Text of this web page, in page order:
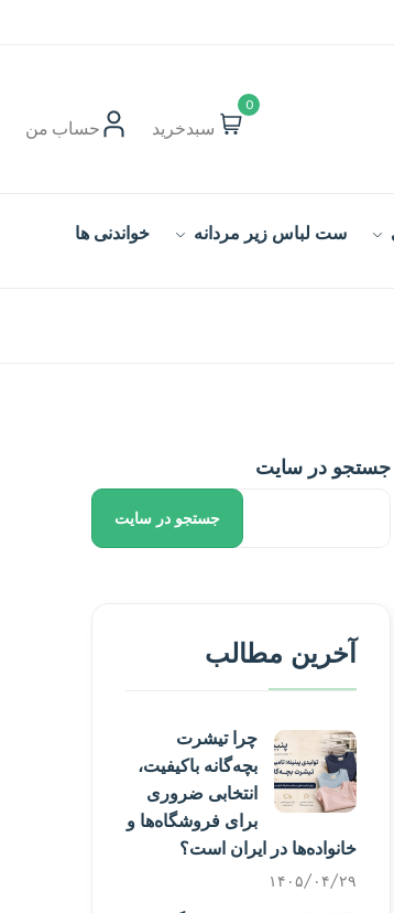
0
سبدخرید حساب‌ من
ست لباس زیر مردانه خواندنی ها
جستجو در سایت
جستجو در سایت
آخرین مطالب
چرا تیشرت
بچه‌گانه باکیفیت،
انتخابی ضروری
برای فروشگاه‌ها و
خانواده‌ها در ایران است؟
۱۴۰۵/۰۴/۲۹